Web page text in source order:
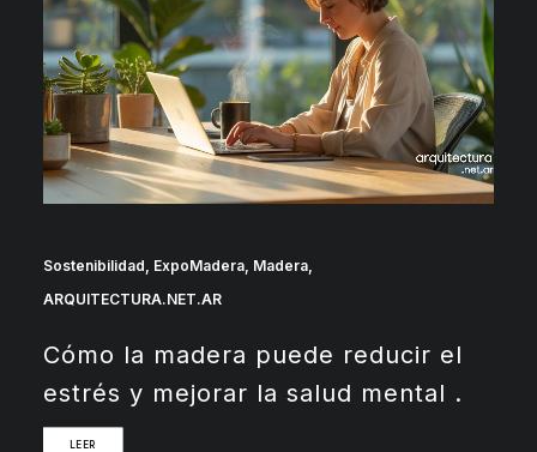
Sostenibilidad ExpoMadera Madera
ARQUITECTURA.NET.AR
Cómo la madera puede reducir el
estrés y mejorar la salud mental .
LEER